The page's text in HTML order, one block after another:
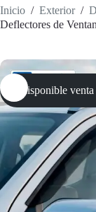
Inicio / Exterior /
Deflectores de
No disponible